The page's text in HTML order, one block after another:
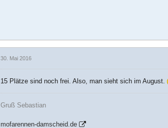
30. Mai 2016
15 Plätze sind noch frei. Also, man sieht sich im August.
Gruß Sebastian
mofarennen-damscheid.de